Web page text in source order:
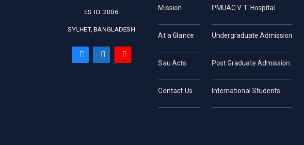
ESTD. 2006
SYLHET, BANGLADESH
Mission
At a Glance
Sau Acts
Contact Us
PMUAC V. T. Hospital
Undergraduate Admission
Post Graduate Admission
International Students